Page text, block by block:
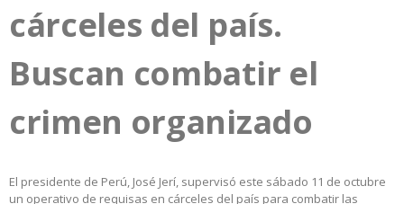
cárceles del país.
Buscan combatir el
crimen organizado
El presidente de Perú, José Jerí, supervisó este sábado 11 de octubre
un operativo de requisas en cárceles del país para combatir las